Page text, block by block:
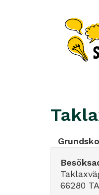
66280